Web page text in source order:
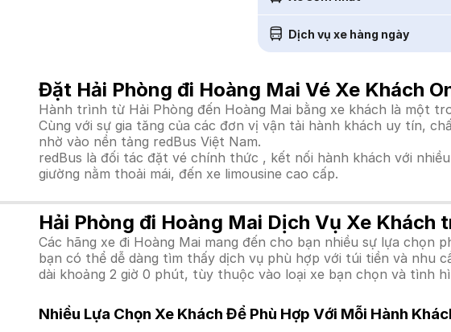
Dịch vụ xe hàng ngày
Đặt Hải Phòng đi Hoàng Mai Vé Xe Khách
Hành trình từ Hải Phòng đến Hoàng Mai bằng xe khách là một
Cùng với sự gia tăng của các đơn vị vận tải hành khách uy tín,
nhờ vào nền tảng redBus Việt Nam.
redBus là đối tác đặt vé chính thức , kết nối hành khách với
giường nằm thoải mái, đến xe limousine cao cấp.
Hải Phòng đi Hoàng Mai Dịch Vụ Xe Khách
Các hãng xe đi Hoàng Mai mang đến cho bạn nhiều sự lựa chọn
bạn có thể dễ dàng tìm thấy dịch vụ phù hợp với túi tiền và nhu
dài khoảng 2 giờ 0 phút, tùy thuộc vào loại xe bạn chọn và tình
Nhiều Lựa Chọn Xe Khách Để Phù Hợp Với Mỗi Hành